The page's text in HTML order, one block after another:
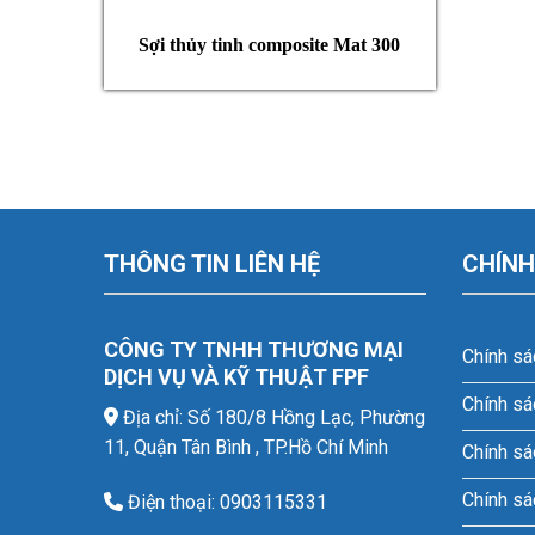
Sợi thủy tinh composite Mat 300
THÔNG TIN LIÊN HỆ
CÔNG TY TNHH THƯƠNG MẠI
DỊCH VỤ VÀ KỸ THUẬT FPF
Địa chỉ: Số 180/8 Hồng Lạc, Phường
11, Quận Tân Bình , TP.Hồ Chí Minh
Điện thoại: 0903115331
Chính
Chính
Chính
Chính